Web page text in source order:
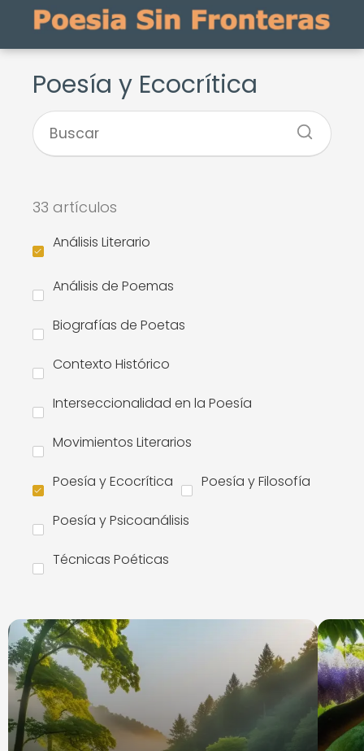
Poesía y Ecocrítica
33 artículos
Análisis Literario
Análisis de Poemas
Biografías de Poetas
Contexto Histórico
Interseccionalidad en la Poesía
Movimientos Literarios
Poesía y Ecocrítica Poesía y Filosofía
Poesía y Psicoanálisis
Técnicas Poéticas